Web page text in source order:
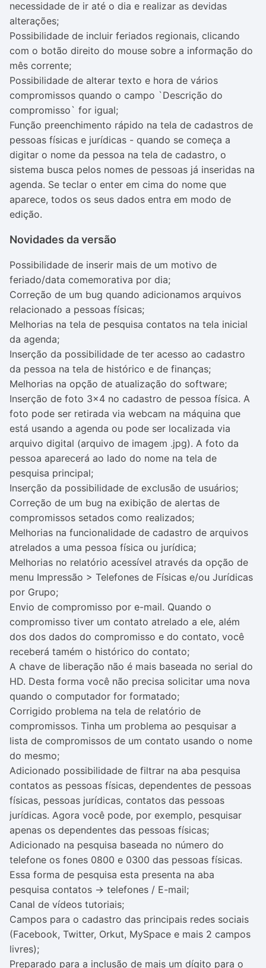
necessidade de ir até o dia e realizar as devidas
alterações;
Possibilidade de incluir feriados regionais, clicando
com o botão direito do mouse sobre a informação do
mês corrente;
Possibilidade de alterar texto e hora de vários
compromissos quando o campo `Descrição do
compromisso` for igual;
Função preenchimento rápido na tela de cadastros de
pessoas físicas e jurídicas - quando se começa a
digitar o nome da pessoa na tela de cadastro, o
sistema busca pelos nomes de pessoas já inseridas na
agenda. Se teclar o enter em cima do nome que
aparece, todos os seus dados entra em modo de
edição.
Novidades da versão
Possibilidade de inserir mais de um motivo de
feriado/data comemorativa por dia;
Correção de um bug quando adicionamos arquivos
relacionado a pessoas físicas;
Melhorias na tela de pesquisa contatos na tela inicial
da agenda;
Inserção da possibilidade de ter acesso ao cadastro
da pessoa na tela de histórico e de finanças;
Melhorias na opção de atualização do software;
Inserção de foto 3x4 no cadastro de pessoa física. A
foto pode ser retirada via webcam na máquina que
está usando a agenda ou pode ser localizada via
arquivo digital (arquivo de imagem .jpg). A foto da
pessoa aparecerá ao lado do nome na tela de
pesquisa principal;
Inserção da possibilidade de exclusão de usuários;
Correção de um bug na exibição de alertas de
compromissos setados como realizados;
Melhorias na funcionalidade de cadastro de arquivos
atrelados a uma pessoa física ou jurídica;
Melhorias no relatório acessível através da opção de
menu Impressão > Telefones de Físicas e/ou Jurídicas
por Grupo;
Envio de compromisso por e-mail. Quando o
compromisso tiver um contato atrelado a ele, além
dos dos dados do compromisso e do contato, você
receberá tamém o histórico do contato;
A chave de liberação não é mais baseada no serial do
HD. Desta forma você não precisa solicitar uma nova
quando o computador for formatado;
Corrigido problema na tela de relatório de
compromissos. Tinha um problema ao pesquisar a
lista de compromissos de um contato usando o nome
do mesmo;
Adicionado possibilidade de filtrar na aba pesquisa
contatos as pessoas físicas, dependentes de pessoas
físicas, pessoas jurídicas, contatos das pessoas
jurídicas. Agora você pode, por exemplo, pesquisar
apenas os dependentes das pessoas físicas;
Adicionado na pesquisa baseada no número do
telefone os fones 0800 e 0300 das pessoas físicas.
Essa forma de pesquisa esta presenta na aba
pesquisa contatos -> telefones / E-mail;
Canal de vídeos tutoriais;
Campos para o cadastro das principais redes sociais
(Facebook, Twitter, Orkut, MySpace e mais 2 campos
livres);
Preparado para a inclusão de mais um dígito para o